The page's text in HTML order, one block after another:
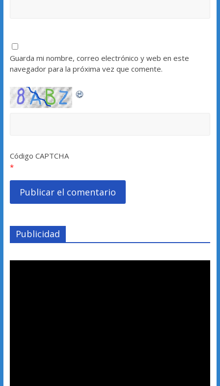
Guarda mi nombre, correo electrónico y web en este
navegador para la próxima vez que comente.
Código CAPTCHA
*
Publicidad